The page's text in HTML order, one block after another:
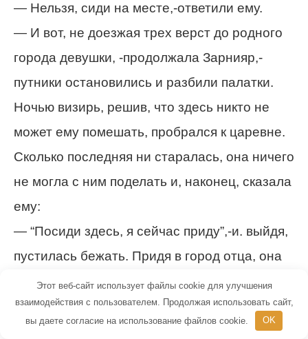
— Нельзя, сиди на месте,-ответили ему.
— И вот, не доезжая трех верст до родного
города девушки, -продолжала Зарнияр,-
путники остановились и разбили палатки.
Ночью визирь, решив, что здесь никто не
может ему помешать, пробрался к царевне.
Сколько последняя ни старалась, она ничего
не могла с ним поделать и, наконец, сказала
ему:
— “Посиди здесь, я сейчас приду”,-и. выйдя,
пустилась бежать. Придя в город отца, она
купила себе одежду дервиша и, надев ее,
стала петь в чайной… И вот, теперь,
государь, дай бог тебе долгой жизни, перед
Этот веб-сайт использует файлы cookie для улучшения
взаимодействия с пользователем. Продолжая использовать сайт,
вы даете согласие на использование файлов cookie.
OK